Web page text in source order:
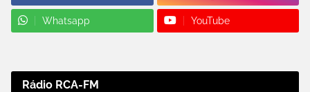
Whatsapp YouTube
Rádio RCA-FM